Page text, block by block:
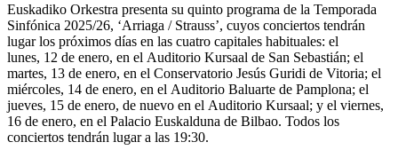
Euskadiko Orkestra presenta su quinto programa de la Temporada
Sinfónica 2025/26, ‘Arriaga / Strauss’, cuyos conciertos tendrán
lugar los próximos días en las cuatro capitales habituales: el
lunes, 12 de enero, en el Auditorio Kursaal de San Sebastián; el
martes, 13 de enero, en el Conservatorio Jesús Guridi de Vitoria; el
miércoles, 14 de enero, en el Auditorio Baluarte de Pamplona; el
jueves, 15 de enero, de nuevo en el Auditorio Kursaal; y el viernes,
16 de enero, en el Palacio Euskalduna de Bilbao. Todos los
conciertos tendrán lugar a las 19:30.